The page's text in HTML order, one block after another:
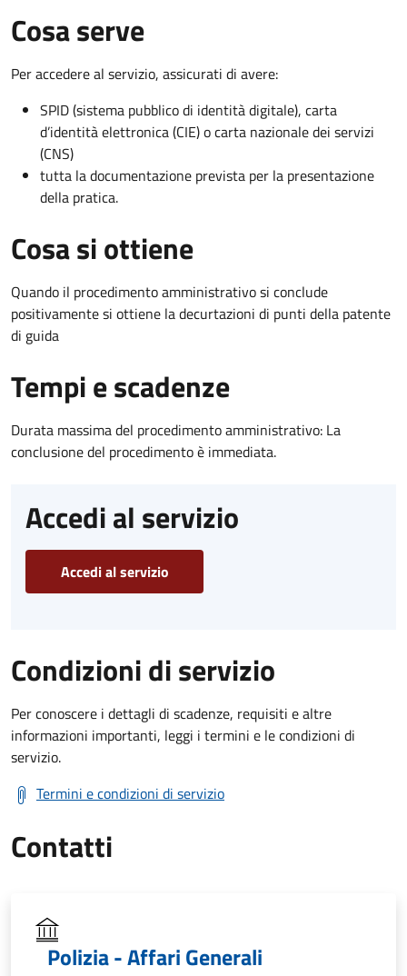
Cosa serve
Per accedere al servizio, assicurati di avere:
SPID (sistema pubblico di identità digitale), carta
d’identità elettronica (CIE) o carta nazionale dei servizi
(CNS)
tutta la documentazione prevista per la presentazione
della pratica.
Cosa si ottiene
Quando il procedimento amministrativo si conclude
positivamente si ottiene la decurtazioni di punti della patente
di guida
Tempi e scadenze
Durata massima del procedimento amministrativo: La
conclusione del procedimento è immediata.
Accedi al servizio
Accedi al servizio
Condizioni di servizio
Per conoscere i dettagli di scadenze, requisiti e altre
informazioni importanti, leggi i termini e le condizioni di
servizio.
Termini e condizioni di servizio
Contatti
Polizia - Affari Generali